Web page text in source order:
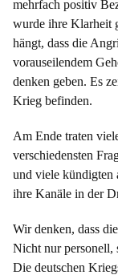
mehrfach positiv
wurde ihre Klarheit
hängt, dass die
vorauseilendem
denken geben. Es
Krieg befinden.
Am Ende traten
verschiedensten
und viele kündigten
ihre Kanäle in der
Wir denken, dass
Nicht nur personell,
Die deutschen